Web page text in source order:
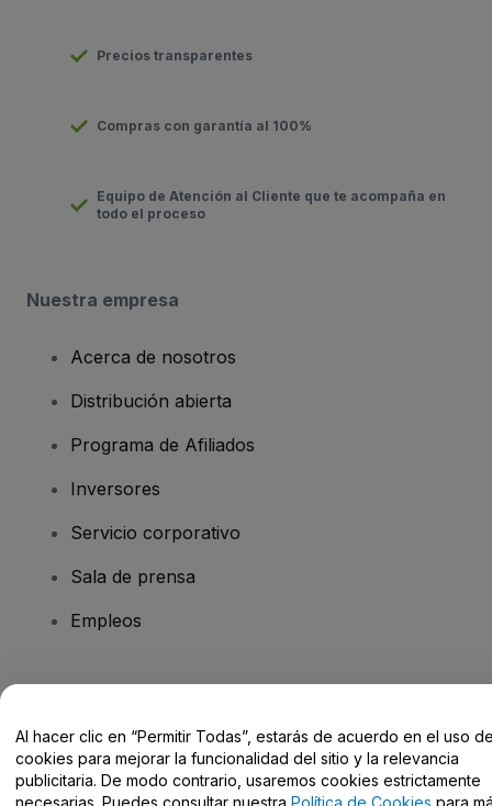
Precios transparentes
Compras con garantía al 100%
Equipo de Atención al Cliente que te acompaña en
todo el proceso
Nuestra empresa
Acerca de nosotros
Distribución abierta
Programa de Afiliados
Inversores
Servicio corporativo
Sala de prensa
Empleos
Centro de Ayuda / Contacto
Al hacer clic en “Permitir Todas”, estarás de acuerdo en el uso
cookies para mejorar la funcionalidad del sitio y la relevancia
publicitaria. De modo contrario, usaremos cookies estrictamente
necesarias. Puedes consultar nuestra Política de Cookies para